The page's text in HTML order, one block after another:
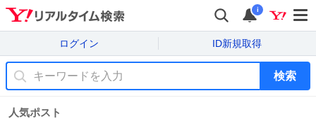
i
ログイン ID新規取得
検索
人気ポスト